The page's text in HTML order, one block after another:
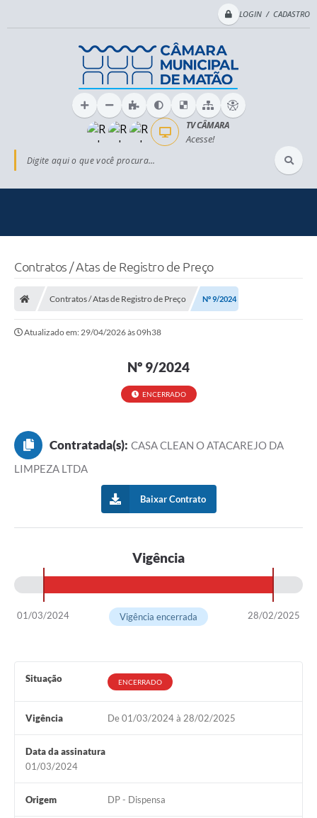
LOGIN / CADASTRO
Digite aqui o que você procura...
TV CÂMARA
Acesse!
Contratos / Atas de Registro de Preço
Contratos / Atas de Registro de Preço Nº 9/2024
Atualizado em: 29/04/2026 às 09h38
Nº 9/2024
ENCERRADO
Contratada(s): CASA CLEAN O ATACAREJO DA
LIMPEZA LTDA
Baixar Contrato
Vigência
01/03/2024 28/02/2025
Vigência encerrada
Situação ENCERRADO
Vigência De 01/03/2024 à 28/02/2025
Data da assinatura
01/03/2024
Origem DP - Dispensa